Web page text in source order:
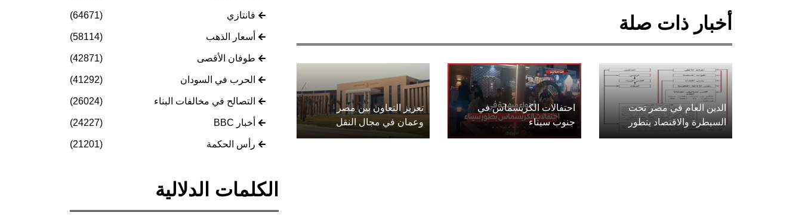
أخبار ذات صلة
الدين العام في مصر تحت
السيطرة والاقتصاد يتطور
احتفالات الكريسماس في
جنوب سيناء
تعزيز التعاون بين مصر
وعمان في مجال النقل
فانتازي (64671)
أسعار الذهب (58114)
طوفان الأقصى (42871)
الحرب في السودان (41292)
التصالح في مخالفات البناء (26024)
أخبار BBC (24227)
رأس الحكمة (21201)
الكلمات الدلالية